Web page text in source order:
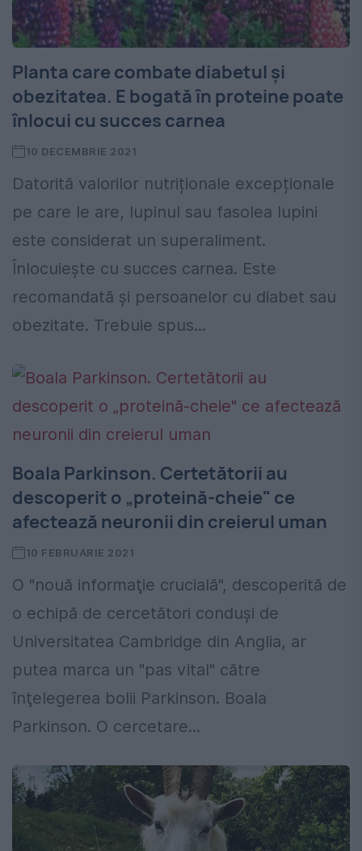
Planta care combate diabetul și
obezitatea. E bogată în proteine poate
înlocui cu succes carnea
10 DECEMBRIE 2021
Datorită valorilor nutriționale excepționale
pe care le are, lupinul sau fasolea lupini
este considerat un superaliment.
Înlocuiește cu succes carnea. Este
recomandată și persoanelor cu diabet sau
obezitate. Trebuie spus...
Boala Parkinson. Certetătorii au
descoperit o „proteină-cheie" ce
afectează neuronii din creierul uman
10 FEBRUARIE 2021
O "nouă informaţie crucială", descoperită de
o echipă de cercetători conduşi de
Universitatea Cambridge din Anglia, ar
putea marca un "pas vital" către
înţelegerea bolii Parkinson. Boala
Parkinson. O cercetare...